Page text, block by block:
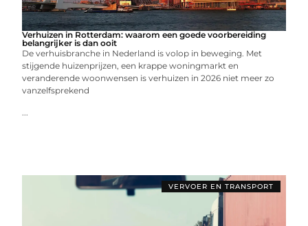
Verhuizen in Rotterdam: waarom een goede voorbereiding
belangrijker is dan ooit
De verhuisbranche in Nederland is volop in beweging. Met
stijgende huizenprijzen, een krappe woningmarkt en
veranderende woonwensen is verhuizen in 2026 niet meer zo
vanzelfsprekend
...
VERVOER EN TRANSPORT